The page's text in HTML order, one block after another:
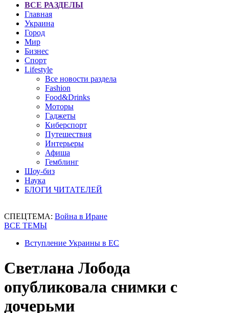
ВСЕ РАЗДЕЛЫ
Главная
Украина
Город
Мир
Бизнес
Спорт
Lifestyle
Все новости раздела
Fashion
Food&Drinks
Моторы
Гаджеты
Киберспорт
Путешествия
Интерьеры
Афиша
Гемблинг
Шоу-биз
Наука
БЛОГИ ЧИТАТЕЛЕЙ
СПЕЦТЕМА: Война в Иране
ВСЕ ТЕМЫ
Вступление Украины в ЕС
Светлана Лобода
опубликовала снимки с
дочерьми